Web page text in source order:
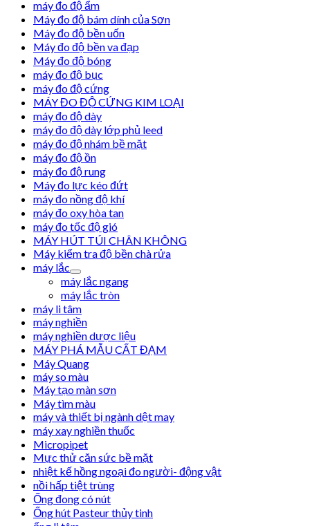
máy đo độ ẩm
Máy đo độ bám dính của Sơn
Máy đo độ bền uốn
Máy đo độ bền va đạp
Máy đo độ bóng
máy đo độ bục
máy đo độ cứng
MÁY ĐO ĐỘ CỨNG KIM LOẠI
máy đo độ dày
máy đo độ dày lớp phủ leed
máy đo độ nhám bề mặt
máy đo độ ồn
máy đo độ rung
Máy đo lực kéo đứt
máy đo nồng độ khí
máy đo oxy hòa tan
máy đo tốc độ gió
MÁY HÚT TÚI CHÂN KHÔNG
Máy kiểm tra độ bền chà rửa
máy lắc
máy lắc ngang
máy lắc tròn
máy li tâm
máy nghiền
máy nghiền dược liệu
MÁY PHÁ MẪU CẤT ĐẠM
Máy Quang
máy so màu
Máy tạo màn sơn
Máy tìm màu
máy và thiết bị ngành dệt may
máy xay nghiền thuốc
Micropipet
Mực thử căn sức bề mặt
nhiệt kế hồng ngoại đo người- động vật
nồi hấp tiệt trùng
Ống đong có nút
Ống hút Pasteur thủy tinh